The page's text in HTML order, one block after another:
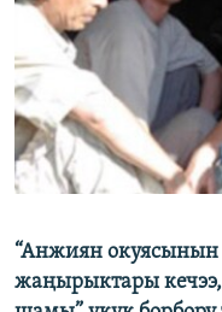
ЫҢГАЙСЫЗ СУРООЛОР
ЭЕ/АРнун бардык
“Анжиян
жаңырыктары